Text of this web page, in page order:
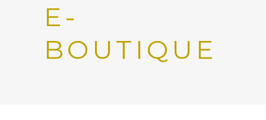
E-
BOUTIQUE